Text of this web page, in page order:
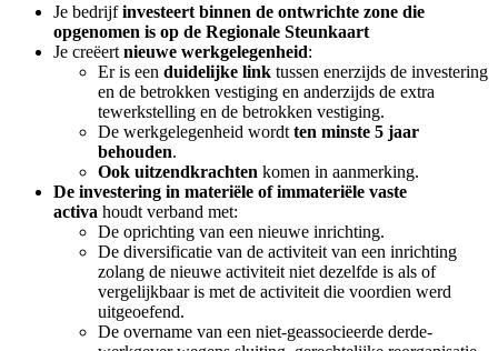
Je bedrijfinvesteert binnen de ontwrichte zone die
opgenomen is op de Regionale Steunkaart
Je creëert nieuwe werkgelegenheid:
Er is een duidelijke link tussen enerzijds de investering
en de betrokken vestiging en anderzijds de extra
tewerkstelling en de betrokken vestiging.
De werkgelegenheid wordt ten minste 5 jaar
behouden.
Ook uitzendkrachten komen in aanmerking.
De investering in materiële of immateriële vaste
activa houdt verband met:
De oprichting van een nieuwe inrichting.
De diversificatie van de activiteit van een inrichting
zolang de nieuwe activiteit niet dezelfde is als of
vergelijkbaar is met de activiteit die voordien werd
uitgeoefend.
De overname van een niet-geassocieerde derde-